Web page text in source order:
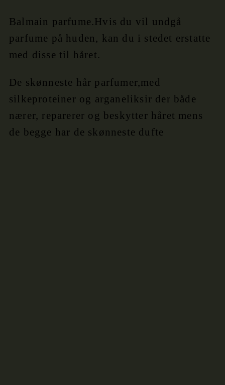
Balmain parfume.Hvis du vil undgå
parfume på huden, kan du i stedet erstatte
med disse til håret.
De skønneste hår parfumer,med
silkeproteiner og arganeliksir der både
nærer, reparerer og beskytter håret mens
de begge har de skønneste dufte